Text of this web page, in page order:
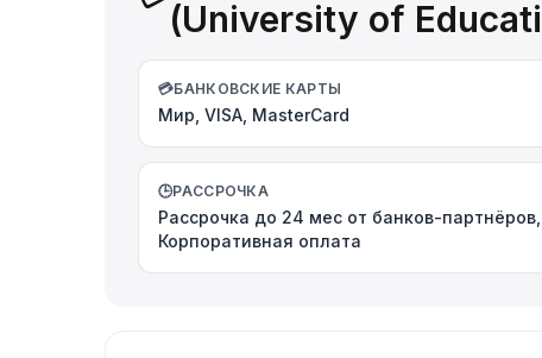
(University of
💳БАНКОВСКИЕ КАРТЫ
Мир, VISA, MasterCard
🕒РАССРОЧКА
Рассрочка до 24 мес от банков-партнёров,
Корпоративная оплата